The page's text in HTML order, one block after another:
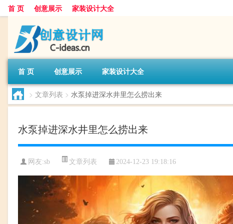
首 页 创意展示 家装设计大全
首 页 创意展示 家装设计大全
> 文章列表 > 水泵掉进深水井里怎么捞出来
水泵掉进深水井里怎么捞出来
网友:sb 文章列表 2024-12-23 19:18:16